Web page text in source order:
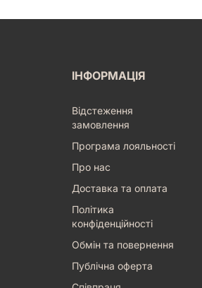
ІНФОРМАЦІЯ
Відстеження
замовлення
Програма лояльності
Про нас
Доставка та оплата
Політика
конфіденційності
Обмін та повернення
Публічна оферта